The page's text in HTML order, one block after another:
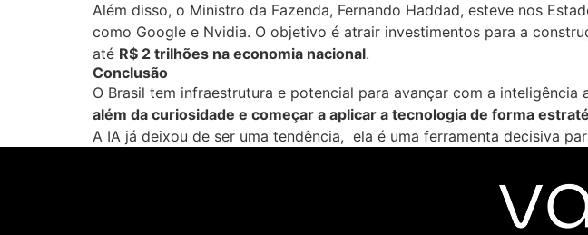
Além disso, o Ministro da Fazenda, Fernando Haddad, esteve nos
como Google e Nvidia. O objetivo é atrair investimentos para a
até R$ 2 trilhões na economia nacional.
Conclusão
O Brasil tem infraestrutura e potencial para avançar com a
além da curiosidade e começar a aplicar a tecnologia de forma
A IA já deixou de ser uma tendência, ela é uma ferramenta decisiva